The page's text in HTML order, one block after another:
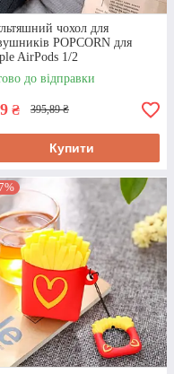
усього
заявки до
ми
правильний
чохол для
POPCORN для
AirPods 1/2
до відправки
₴ 395,89 ₴
Купити